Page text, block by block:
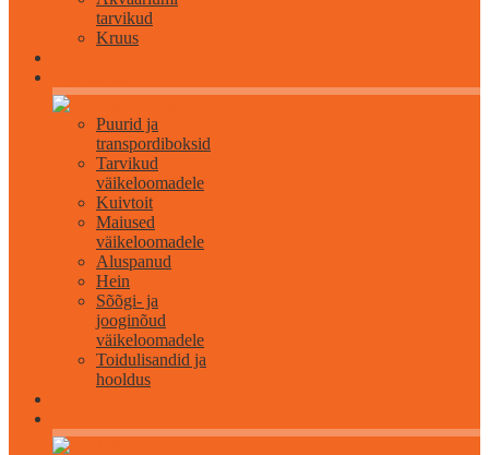
tarvikud
Kruus
Puurid ja
transpordiboksid
Tarvikud
väikeloomadele
Kuivtoit
Maiused
väikeloomadele
Aluspanud
Hein
Sõõgi- ja
jooginõud
väikeloomadele
Toidulisandid ja
hooldus